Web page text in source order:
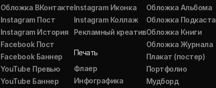
Обложка ВКонтакте
Instagram Пост
Instagram История
Facebook Пост
Facebook Баннер
YouTube Превью
YouTube Баннер
Instagram Иконка
Instagram Коллаж
Рекламный креатив
Печать
Флаер
Инфографика
Обложка Альбома
Обложка Подкаста
Обложка Книги
Обложка Журнала
Плакат (постер)
Портфолио
Мудборд